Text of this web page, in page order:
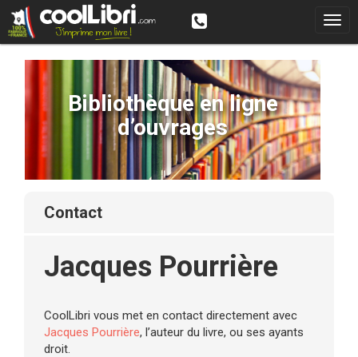
Bibliothèque en ligne
d’ouvrages
contact
Jacques Pourrière
CoolLibri vous met en contact directement avec
Jacques Pourrière, l’auteur du livre, ou ses ayants
droit.